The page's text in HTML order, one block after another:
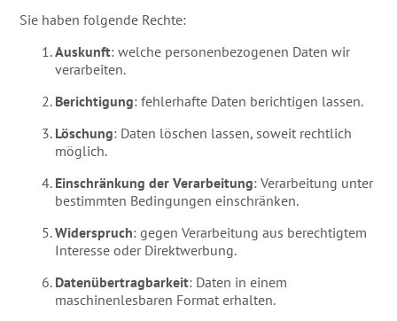
Sie haben folgende Rechte:
Auskunft: welche personenbezogenen Daten wir
verarbeiten.
Berichtigung: fehlerhafte Daten berichtigen lassen.
Löschung: Daten löschen lassen, soweit rechtlich
möglich.
Einschränkung der Verarbeitung: Verarbeitung unter
bestimmten Bedingungen einschränken.
Widerspruch: gegen Verarbeitung aus berechtigtem
Interesse oder Direktwerbung.
Datenübertragbarkeit: Daten in einem
maschinenlesbaren Format erhalten.